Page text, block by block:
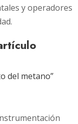
y operadores
del metano”